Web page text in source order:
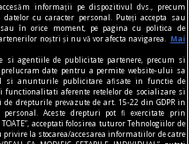
informații pe dispozitivul dvs., precum
cu caracter personal. Puteți accepta sau
în orice moment, pe pagina cu politica de
noștri și nu vă vor afecta navigarea.
Mai
si agentiile de publicitate partenere, precum si
date pentru a permite website-ului sa
si anunturile publicitare afisate in functie de
aferente retelelor de socializare si
drepturile prevazute de art. 15-22 din GDPR in
Aceste drepturi pot fi exercitate prin
TOATE”, acceptati folosirea tuturor Tehnologiilor de
la stocarea/accesarea informatiilor de catre